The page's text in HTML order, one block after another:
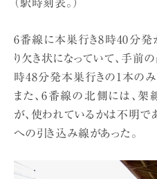
（駅時刻表。）
6番線に本巣行き8時40分発
り欠き状になっていて、手前
時48分発本巣行きの1本のみ
また、6番線の北側には、架
が、使われているかは不明で
への引き込み線があった。